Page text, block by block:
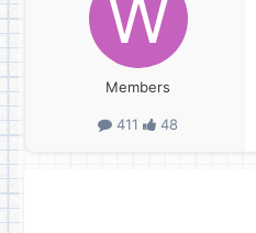
Members
411 48